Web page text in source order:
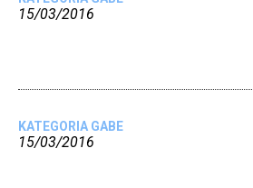
15/03/2016
KATEGORIA GABE
15/03/2016